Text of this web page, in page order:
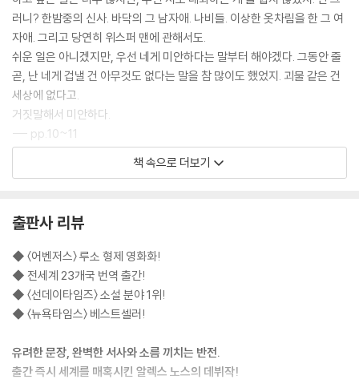
러니? 한밤중의 신사. 바닥의 그 남자애. 나비들. 이상한 옷차림을 한 그 여
자애. 그리고 당연히 위스퍼 맨에 관해서도.
쉬운 일은 아니겠지만, 우선 네게 미안하다는 말부터 해야겠다. 그동안 줄
곧, 난 네게 겁낼 건 아무것도 없다는 말을 참 많이도 했었지. 괴물 같은 건
세상에 없다고.
거짓말해서 미안하다.
--- pp.10~11
낯선 이에게 아이를 유괴 당한다는 것은 온 세상 부모들의 가장 끔찍한 악
고 버려진 텔레비전의 유리를 향해 있는 힘껏 던지는 모습을 홀린 듯 바라
보았다.
뻑.
요란한 소리가 주위를 뒤덮은 침묵을 깨뜨렸다. 돌은 유리를 박살내지 못
했지만, 화면을 관통해 가장자리에 마치 총알 자국 같은 별 모양 구멍을 냈
나갔다. 다시 시도하자 화면에 구멍이 또 하나 생겼다.
아무래도 아이는 이 놀이가 마음에 든 모양이었다. 그리고 남자는 그 이유
책 속으로 더보기
출판사 리뷰
◆ 〈어벤저스〉 루소 형제 영화화!
◆ 전세계 23개국 번역 출간!
◆ 〈선데이타임즈〉 소설 분야 1위!
◆ 〈뉴욕타임스〉 베스트셀러!
유려한 문장, 완벽한 서사와 소름 끼치는 반전.
출간 즉시 세계를 매혹시킨 알렉스 노스의 데뷔작!